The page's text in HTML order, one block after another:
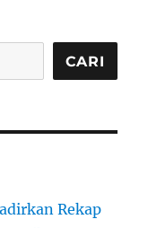
CARI
Rekap